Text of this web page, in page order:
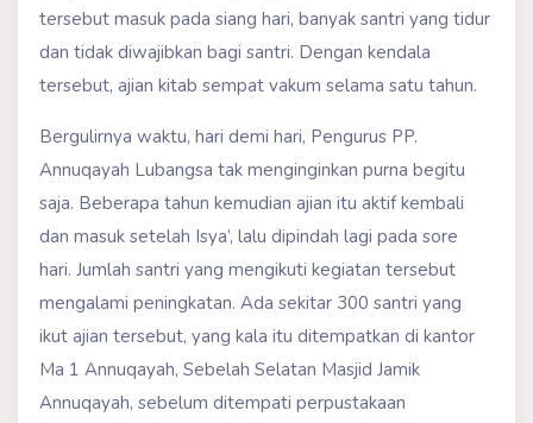
tersebut masuk pada siang hari, banyak santri yang tidur
dan tidak diwajibkan bagi santri. Dengan kendala
tersebut, ajian kitab sempat vakum selama satu tahun.
Bergulirnya waktu­­, hari demi hari, Pengurus PP.
Annuqayah Lubangsa tak menginginkan purna begitu
saja. Beberapa tahun kemudian ajian itu aktif kembali
dan masuk setelah Isya’, lalu dipindah lagi pada sore
hari. Jumlah santri yang mengikuti kegiatan tersebut
mengalami peningkatan. Ada sekitar 300 santri yang
ikut ajian tersebut, yang kala itu ditempatkan di kantor
Ma 1 Annuqayah, Sebelah Selatan Masjid Jamik
Annuqayah, sebelum ditempati perpustakaan